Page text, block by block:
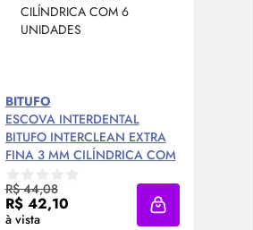
BITUFO
ESCOVA INTERDENTAL
BITUFO INTERCLEAN EXTRA
FINA 3 MM CILÍNDRICA COM
R$ 44,08
R$ 42,10
à vista
Compre Agora ❯
Adicionar à sacola